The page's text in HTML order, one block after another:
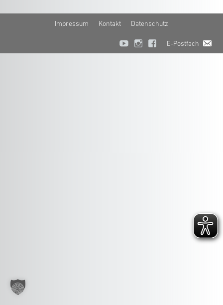
Impressum Kontakt Datenschutz
E-Postfach